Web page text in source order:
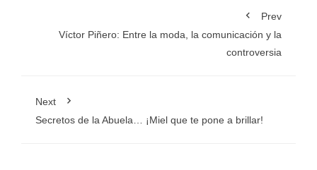
Prev
Víctor Piñero: Entre la moda, la comunicación y la
controversia
Next
Secretos de la Abuela… ¡Miel que te pone a brillar!